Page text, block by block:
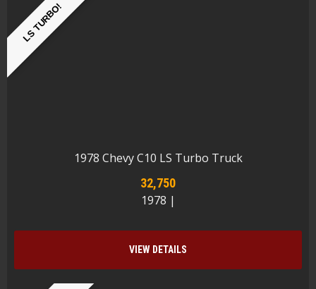
LS TURBO!
1978 Chevy C10 LS Turbo Truck
32,750
1978 |
VIEW DETAILS